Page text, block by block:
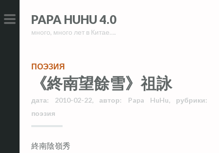
to
PRIMARY
to
PAPA HUHU 4.0
много, много лет в Китае….
ПОЭЗИЯ
《終南望餘雪》祖詠
дата: 2010-02-22, автор: Papa HuHu,рубрики:
поэзия
終南陰嶺秀